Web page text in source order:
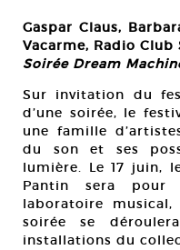
Gaspar Claus,
Vacarme, Radio Club
Soirée Dream
Sur invitation du
d’une soirée, le
une famille
du son et ses
lumière. Le 17 juin,
Pantin sera pour
laboratoire
soirée se
installations du